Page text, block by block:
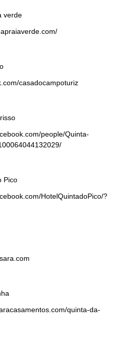
verde
casadocampoturiz
people/Quinta-
Pico
HotelQuintadoPico/?
quinta-da-